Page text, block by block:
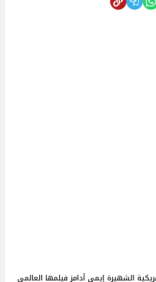
الشهيرة إيمي أدامز فيلمها العالمي